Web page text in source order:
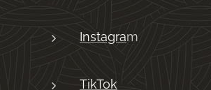
Instagram
TikTok